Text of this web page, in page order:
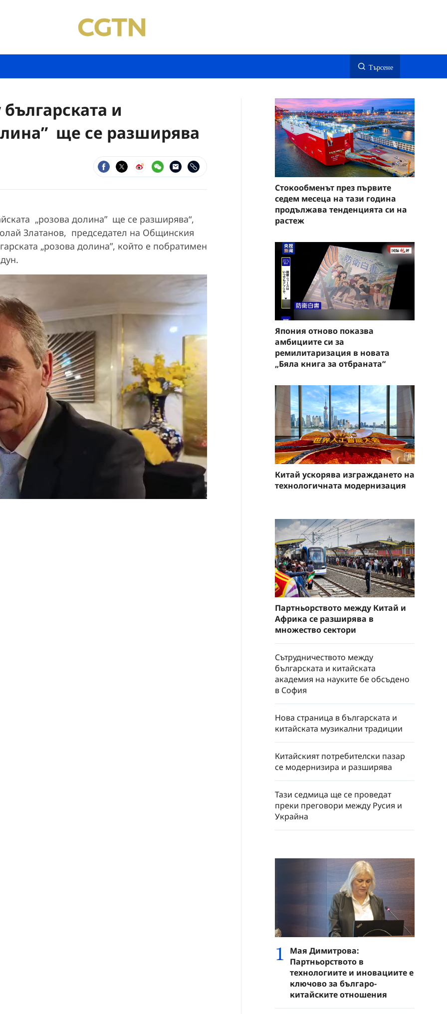
Търсене
и
ще се разширява
„розова долина” ще се разширява“,
Златанов, председател на Общинския
„розова долина”, който е побратимен
Стокообменът през първите
седем месеца на тази година
продължава тенденцията си на
растеж
Япония отново показва
амбициите си за
ремилитаризация в новата
„Бяла книга за отбраната“
Китай ускорява изграждането на
технологичната модернизация
Партньорството между Китай и
Африка се разширява в
множество сектори
Сътрудничеството между
българската и китайската
академия на науките бе обсъдено
в София
Нова страница в българската и
китайската музикални традиции
Китайският потребителски пазар
се модернизира и разширява
Тази седмица ще се проведат
преки преговори между Русия и
Украйна
1
Мая Димитрова:
Партньорството в
технологиите и иновациите е
ключово за българо-
китайските отношения